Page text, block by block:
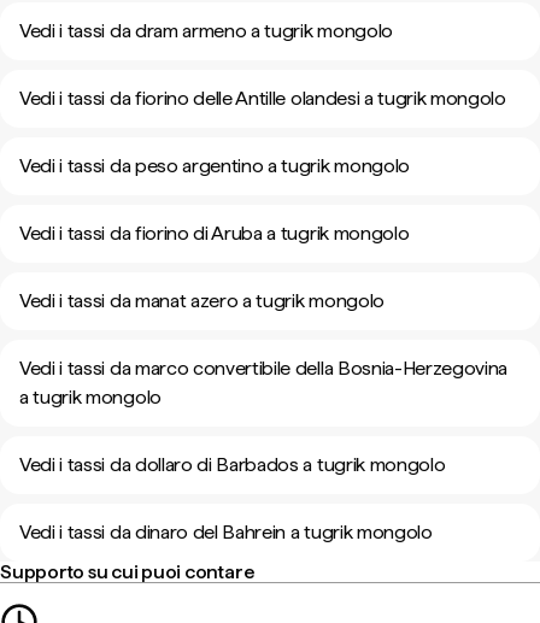
Vedi i tassi da dram armeno a tugrik mongolo
Vedi i tassi da fiorino delle Antille olandesi a tugrik mongolo
Vedi i tassi da peso argentino a tugrik mongolo
Vedi i tassi da fiorino di Aruba a tugrik mongolo
Vedi i tassi da manat azero a tugrik mongolo
Vedi i tassi da marco convertibile della Bosnia-Herzegovina
a tugrik mongolo
Vedi i tassi da dollaro di Barbados a tugrik mongolo
Vedi i tassi da dinaro del Bahrein a tugrik mongolo
Supporto su cui puoi contare